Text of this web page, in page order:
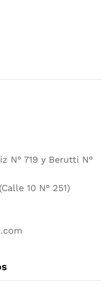
N° 719 y Berutti N°
10 N° 251)